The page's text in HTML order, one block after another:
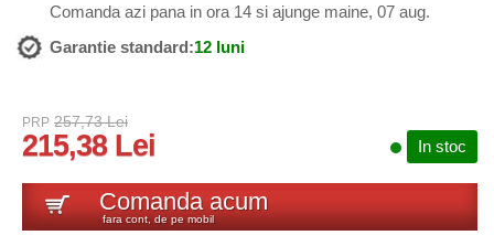
Comanda azi pana in ora 14 si ajunge maine, 07 aug.
Garantie standard:12 luni
PRP 257,73 Lei
215,38 Lei In stoc
Comanda acum
fara cont, de pe mobil